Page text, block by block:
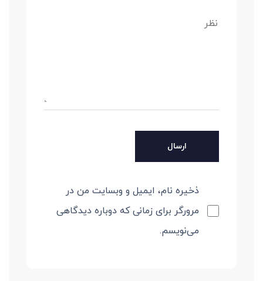
ذخیره نام، ایمیل و وبسایت من در
مرورگر برای زمانی که دوباره دیدگاهی
می‌نویسم.